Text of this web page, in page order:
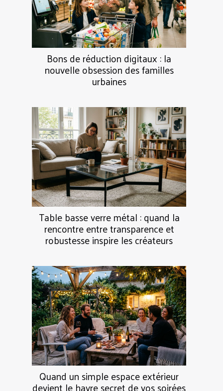
Bons de réduction digitaux : la
nouvelle obsession des familles
urbaines
Table basse verre métal : quand la
rencontre entre transparence et
robustesse inspire les créateurs
Quand un simple espace extérieur
devient le havre secret de vos soirées